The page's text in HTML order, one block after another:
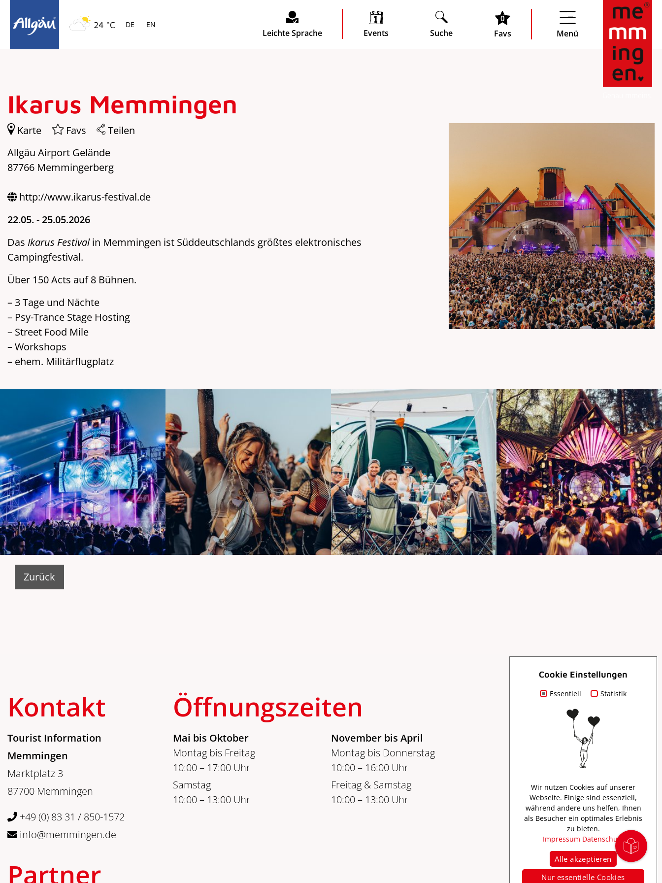
Springe zur Navigation
Springe zum Hauptinhalt
Menü
24 °C DE EN
Leichte Sprache Events Suche
0
Favs
Ikarus Memmingen
Karte Favs
Teilen
Allgäu Airport Gelände
87766 Memmingerberg
http://www.ikarus-festival.de
22.05. - 25.05.2026
Das Ikarus Festivalin Memmingen ist Süddeutschlands größtes elektronisches
Campingfestival.
Über 150 Acts auf 8 Bühnen.
– 3 Tage und Nächte
– Psy-Trance Stage Hosting
– Street Food Mile
– Workshops
– ehem. Militärflugplatz
Zurück
Kontakt
Tourist Information
Memmingen
Marktplatz 3
87700 Memmingen
+49 (0) 83 31 / 850-1572
info@memmingen.de
Öffnungszeiten
Mai bis Oktober
Montag bis Freitag
10:00 – 17:00 Uhr
Samstag
10:00 – 13:00 Uhr
November bis April
Montag bis Donnerstag
10:00 – 16:00 Uhr
Freitag & Samstag
10:00 – 13:00 Uhr
Für Dich
Prospekte
Presse
Creator Program
Partner
Cookie Einstellungen
Essentiell Statistik
Wir nutzen Cookies auf unserer
Webseite. Einige sind essenziell,
während andere uns helfen, Ihnen
als Besucher ein optimales Erlebnis
zu bieten.
Impressum Datenschutz
Alle akzeptieren
Nur essentielle Cookies